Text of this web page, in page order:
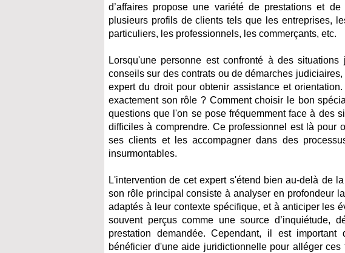
d’affaires propose une variété de prestations et de
plusieurs profils de clients tels que les entreprises,
particuliers, les professionnels, les commerçants, etc.
Lorsqu'une personne est confronté à des
conseils sur des contrats ou de démarches
expert du droit pour obtenir assistance et
exactement son rôle ? Comment choisir le bon
questions que l'on se pose fréquemment face à des
difficiles à comprendre. Ce professionnel est là pour
ses clients et les accompagner dans des
insurmontables.
L'intervention de cet expert s'étend bien au-delà de
son rôle principal consiste à analyser en profondeur
adaptés à leur contexte spécifique, et à anticiper les
souvent perçus comme une source
prestation demandée. Cependant, il est
bénéficier d'une aide juridictionnelle pour alléger